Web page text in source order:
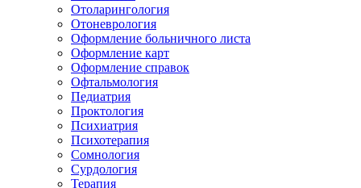
Отоларингология
Отоневрология
Оформление больничного листа
Оформление карт
Оформление справок
Офтальмология
Педиатрия
Проктология
Психиатрия
Психотерапия
Сомнология
Сурдология
Терапия